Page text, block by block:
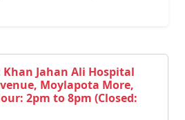
Khan Jahan Ali Hospital
Moylapota More,
2pm to 8pm (Closed: